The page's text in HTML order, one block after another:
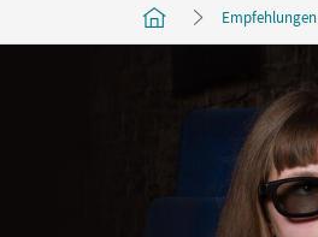
Empfehlungen